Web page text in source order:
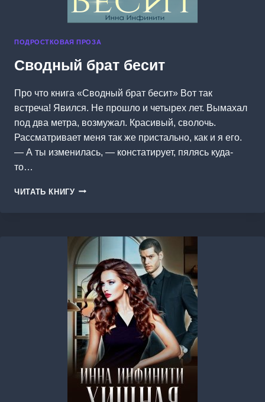
ПОДРОСТКОВАЯ ПРОЗА
Сводный брат бесит
Про что книга «Сводный брат бесит» Вот так
встреча! Явился. Не прошло и четырех лет. Вымахал
под два метра, возмужал. Красивый, сволочь.
Рассматривает меня так же пристально, как и я его.
— А ты изменилась, — констатирует, пялясь куда-
то…
ЧИТАТЬ КНИГУ СВОДНЫЙ